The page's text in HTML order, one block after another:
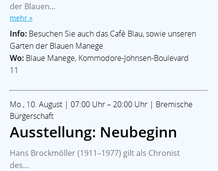
der Blauen...
mehr »
Info: Besuchen Sie auch das Café Blau, sowie unseren
Garten der Blauen Manege
Wo: Blaue Manege, Kommodore-Johnsen-Boulevard
11
Mo., 10. August | 07:00 Uhr – 20:00 Uhr | Bremische
Bürgerschaft
Ausstellung: Neubeginn
Hans Brockmöller (1911–1977) gilt als Chronist
des...